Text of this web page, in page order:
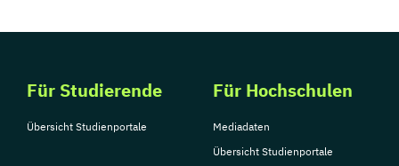
Für Studierende
Übersicht Studienportale
Für Hochschulen
Mediadaten
Übersicht Studienportale